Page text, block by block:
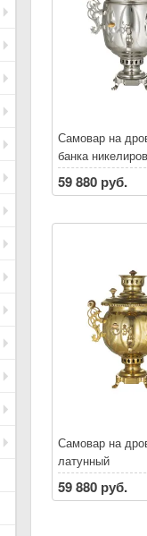
Самовар на
банка
рифленая, с
ручками
59 880 руб.
Самовар на
латунный
59 880 руб.